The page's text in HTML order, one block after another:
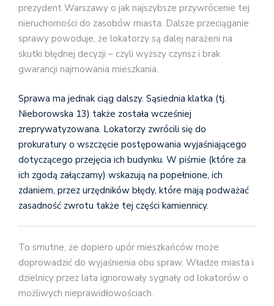
prezydent Warszawy o jak najszybsze przywrócenie tej
nieruchomości do zasobów miasta. Dalsze przeciąganie
sprawy powoduje, że lokatorzy są dalej narażeni na
skutki błędnej decyzji – czyli wyższy czynsz i brak
gwarancji najmowania mieszkania.
Sprawa ma jednak ciąg dalszy. Sąsiednia klatka (tj.
Nieborowska 13) także została wcześniej
zreprywatyzowana. Lokatorzy zwrócili się do
prokuratury o wszczęcie postępowania wyjaśniającego
dotyczącego przejęcia ich budynku. W piśmie (które za
ich zgodą załączamy) wskazują na popełnione, ich
zdaniem, przez urzędników błędy, które mają podważać
zasadność zwrotu także tej części kamiennicy.
To smutne, że dopiero upór mieszkańców może
doprowadzić do wyjaśnienia obu spraw. Władze miasta i
dzielnicy przez lata ignorowały sygnały od lokatorów o
możliwych nieprawidłowościach.